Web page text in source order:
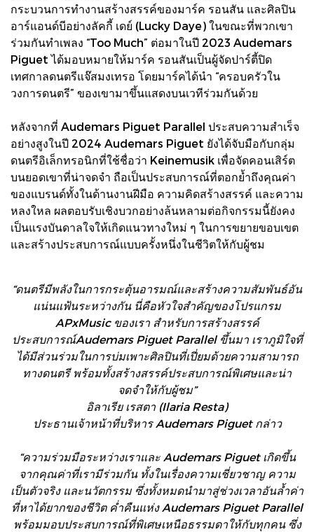
กระบวนการทำงานสร้างสรรค์ของมาร์ค รอนสัน และศิลปิน
อาร์แอนด์บีอย่างลัคกี้ เดย์ (Lucky Daye) ในขณะที่พวกเขา
ร่วมกันทำเพลง “Too Much” ต่อมาในปี 2023 Audemars
Piguet ได้มอบหมายให้มาร์ค รอนสันเป็นผู้จัดปาร์ตี้ปิด
เทศกาลดนตรีแจ๊สมงเทรอ โดยมาร์คได้นำ “ครอบครัวใน
วงการดนตรี” ของเขามาขึ้นแสดงบนเวทีร่วมกันด้วย
หลังจากที่ Audemars Piguet Parallel ประสบความสำเร็จ
อย่างสูงในปี 2024 Audemars Piguet ยังได้จับมือกับกลุ่ม
ดนตรีอิเล็กทรอนิกที่ใช้ชื่อว่า Keinemusik เพื่อจัดคอนเสิร์ต
บนยอดเขาที่น่าจดจำ ถือเป็นประสบการณ์ที่ตอกย้ำถึงคุณค่า
ของแบรนด์ทั้งในด้านงานฝีมือ ความคิดสร้างสรรค์ และความ
หลงใหล ผลตอบรับเชิงบวกอย่างล้นหลามต่อกิจกรรมนี้ยังคง
เป็นแรงบันดาลใจให้เกิดแนวทางใหม่ ๆ ในการขยายขอบเขต
และสร้างประสบการณ์แบบครั้งหนึ่งในชีวิตให้กับผู้ชม
“ดนตรีมีพลังในการกระตุ้นอารมณ์และสร้างความสัมพันธ์อัน
แน่นแฟ้นระหว่างกัน นี่คือหัวใจสำคัญของโปรแกรม
APxMusic ของเรา สำหรับการสร้างสรรค์
ประสบการณ์Audemars Piguet Parallel ขึ้นมา เราภูมิใจที่
ได้มีส่วนร่วมในการบ่มเพาะศิลปินที่เปี่ยมด้วยความสามารถ
ทางดนตรี พร้อมทั้งสร้างสรรค์ประสบการณ์พิเศษและน่า
จดจำให้กับผู้ชม”
อิลาเรีย เรสตา (Ilaria Resta)
ประธานเจ้าหน้าที่บริหาร Audemars Piguet กล่าว
“ความร่วมมือระหว่างเราและ Audemars Piguet เกิดขึ้น
จากคุณค่าที่เรามีร่วมกัน ทั้งในเรื่องความเชี่ยวชาญ ความ
เป็นตัวจริง และนวัตกรรม ซึ่งทั้งหมดนำมาสู่ช่วงเวลาอันล้ำค่า
ที่หาได้ยากของชีวิต ค่ำคืนแห่ง Audemars Piguet Parallel
พร้อมมอบประสบการณ์ที่พิเศษเหนือธรรมดาให้กับทุกคน ซึ่ง